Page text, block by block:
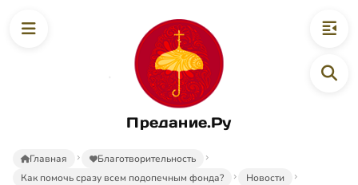
Предание.Ру
Главная
Благотворительность
Как помочь сразу всем подопечным фонда?
Новости